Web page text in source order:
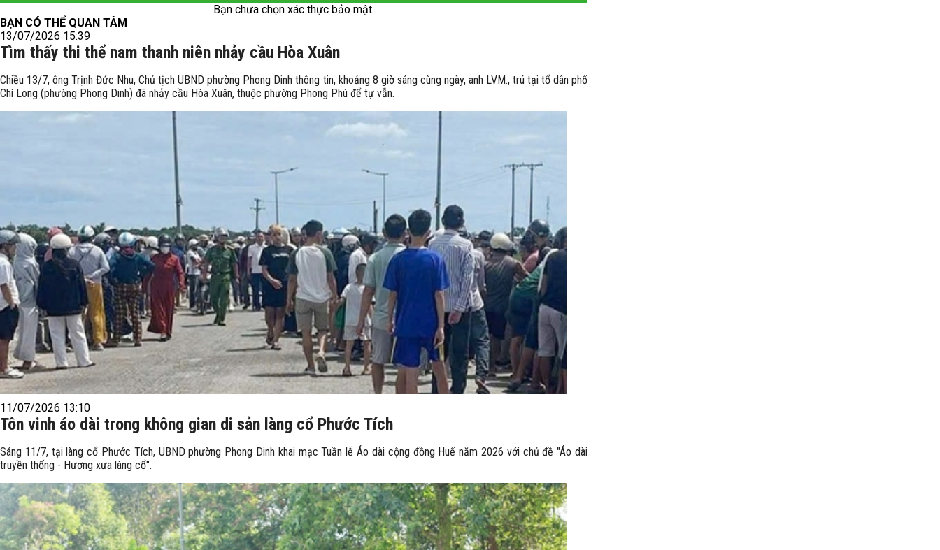
Bạn chưa chọn xác thực bảo mật.
BẠN CÓ THỂ QUAN TÂM
13/07/2026 15:39
Tìm thấy thi thể nam thanh niên nhảy cầu Hòa Xuân
Chiều 13/7, ông Trịnh Đức Nhu, Chủ tịch UBND phường Phong Dinh thông tin, khoảng 8 giờ sáng cùng ngày, anh LVM., trú tại tổ dân phố
Chí Long (phường Phong Dinh) đã nhảy cầu Hòa Xuân, thuộc phường Phong Phú để tự vẫn.
11/07/2026 13:10
Tôn vinh áo dài trong không gian di sản làng cổ Phước Tích
Sáng 11/7, tại làng cổ Phước Tích, UBND phường Phong Dinh khai mạc Tuần lễ Áo dài cộng đồng Huế năm 2026 với chủ đề "Áo dài
truyền thống - Hương xưa làng cổ".